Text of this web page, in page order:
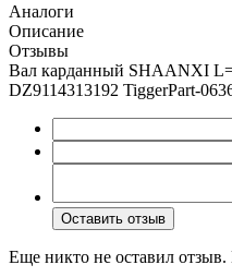
Аналоги
Описание
Отзывы
Вал карданный SHAANXI
DZ9114313192 TiggerPart-
Оставить отзыв
Еще никто не оставил